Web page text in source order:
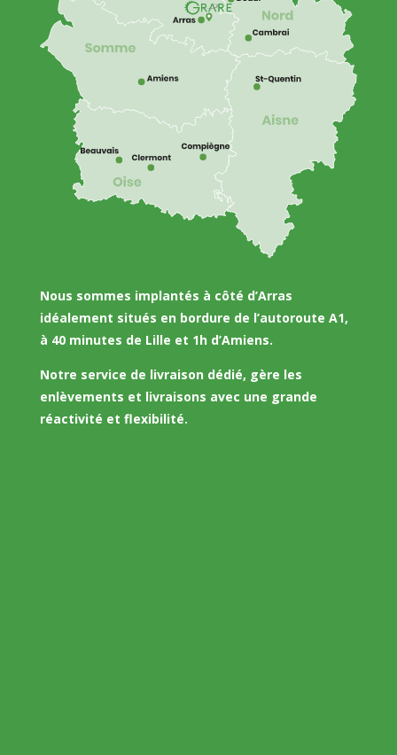
Nous sommes implantés à côté d’Arras
idéalement situés en bordure de l’autoroute A1,
à 40 minutes de Lille et 1h d’Amiens.
Notre service de livraison dédié, gère les
enlèvements et livraisons avec une grande
réactivité et flexibilité.